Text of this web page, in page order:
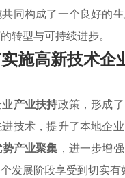
同构成了一个良好的
转型与可持续进步。
施高新技术企
产业扶持政策，形成
技术，提升了本地企
产业聚集 ，进一步增
发展阶段享受到切实